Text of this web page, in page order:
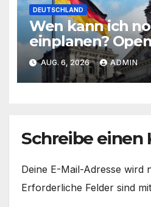
DEUTSCHLAND
Wen kann ich
einplanen?
esAUG. 6, 2026 ADMIN
Schreibe einen
Deine E-Mail-Adresse wird
Erforderliche Felder sind mit